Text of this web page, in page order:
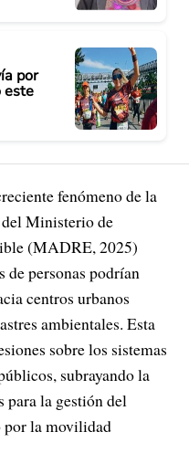
por
este
fenómeno de la
Ministerio de
(MADRE, 2025)
de personas podrían
centros urbanos
ambientales. Esta
sobre los sistemas
subrayando la
para la gestión del
por la movilidad